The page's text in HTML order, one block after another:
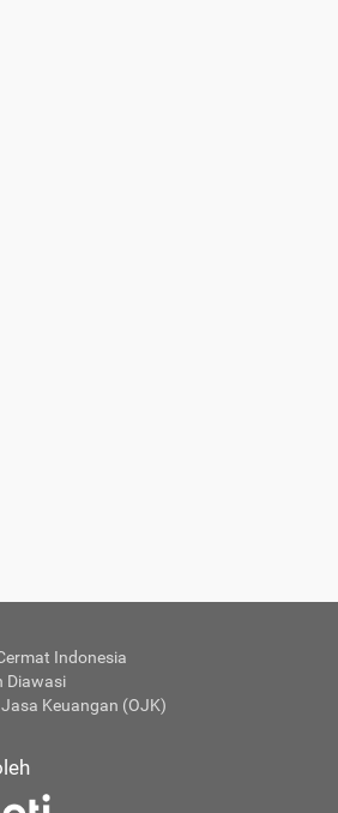
Indonesia
Diawasi
Keuangan (OJK)